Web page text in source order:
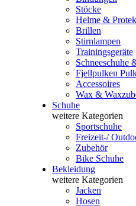
Stöcke
Helme &
Brillen
Stirnlampen
Trainingsgeräte
Schneeschuhe
Fjellpulken
Accessoires
Wax &
Schuhe
weitere Kategorien
Sportschuhe
Freizeit-/
Zubehör
Bike Schuhe
Bekleidung
weitere Kategorien
Jacken
Hosen